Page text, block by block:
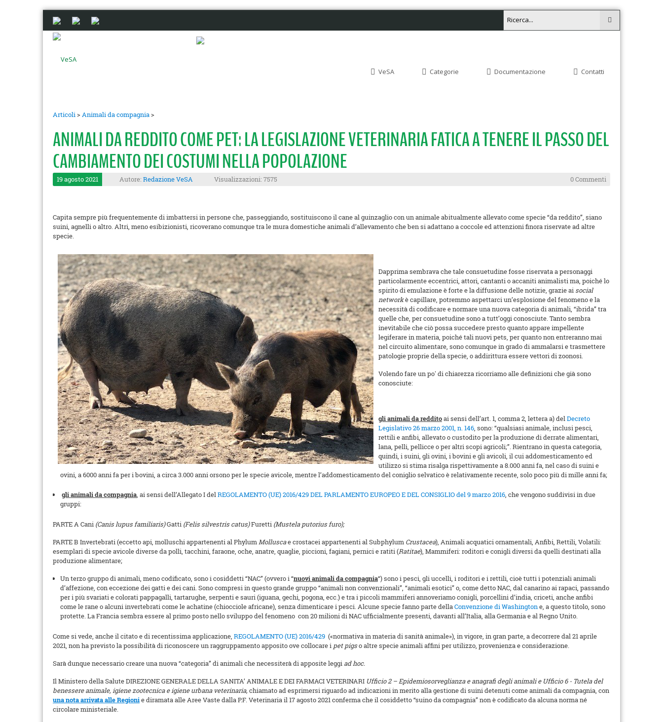
VeSA Categorie Documentazione Contatti
Articoli>Animali da compagnia>
ANIMALI DA REDDITO COME PET: LA LEGISLAZIONE VETERINARIA FATICA A TENERE IL PASSO DEL
CAMBIAMENTO DEI COSTUMI NELLA POPOLAZIONE
19 agosto 2021 Autore: Redazione VeSA Visualizzazioni: 7575 0 Commenti
Capita sempre più frequentemente di imbattersi in persone che, passeggiando, sostituiscono il cane al guinzaglio con un animale abitualmente allevato come specie “da reddito”, siano
suini, agnelli o altro. Altri, meno esibizionisti, ricoverano comunque tra le mura domestiche animali d’allevamento che ben si adattano a coccole ed attenzioni finora riservate ad altre
specie.
Dapprima sembrava che tale consuetudine fosse riservata a personaggi
particolarmente eccentrici, attori, cantanti o accaniti animalisti ma, poiché lo
spirito di emulazione è forte e la diffusione delle notizie, grazie ai social
networkè capillare, potremmo aspettarci un’esplosione del fenomeno e la
necessità di codificare e normare una nuova categoria di animali, “ibrida” tra
quelle che, per consuetudine sono a tutt’oggi conosciute. Tanto sembra
inevitabile che ciò possa succedere presto quanto appare impellente
legiferare in materia, poiché tali nuovi pets, per quanto non entreranno mai
nel circuito alimentare, sono comunque in grado di ammalarsi e trasmettere
patologie proprie della specie, o addirittura essere vettori di zoonosi.
Volendo fare un po' di chiarezza ricorriamo alle definizioni che già sono
conosciute:
gli animali da redditoai sensi dell’art. 1, comma 2, lettera a) delDecreto
Legislativo 26 marzo 2001, n. 146, sono: “qualsiasi animale, inclusi pesci,
rettili e anfibi, allevato o custodito per la produzione di derrate alimentari,
lana, pelli, pellicce o per altri scopi agricoli;”. Rientrano in questa categoria,
quindi, i suini, gli ovini, i bovini e gli avicoli, il cui addomesticamento ed
utilizzo si stima risalga rispettivamente a 8.000 anni fa, nel caso di suini e
ovini, a 6000 anni fa per i bovini, a circa 3.000 anni orsono per le specie avicole, mentre l’addomesticamento del coniglio selvatico è relativamente recente, solo poco più di mille anni fa;
gli animali da compagnia, ai sensi dell’Allegato I delREGOLAMENTO (UE) 2016/429 DEL PARLAMENTO EUROPEO E DEL CONSIGLIO del 9 marzo 2016, che vengono suddivisi in due
gruppi:
PARTE A Cani (Canis lupus familiaris)Gatti (Felis silvestris catus)Furetti (Mustela putorius furo);
PARTE B Invertebrati (eccetto api, molluschi appartenenti al PhylumMolluscae crostacei appartenenti al Subphylum Crustacea), Animali acquatici ornamentali, Anfibi, Rettili, Volatili:
esemplari di specie avicole diverse da polli, tacchini, faraone, oche, anatre, quaglie, piccioni, fagiani, pernici e ratiti (Ratitae), Mammiferi: roditori e conigli diversi da quelli destinati alla
produzione alimentare;
Un terzo gruppo di animali, meno codificato, sono i cosiddetti “NAC” (ovvero i “nuovi animali da compagnia“) sono i pesci, gli uccelli, i roditori e i rettili, cioè tutti i potenziali animali
d’affezione, con eccezione dei gatti e dei cani. Sono compresi in questo grande gruppo “animali non convenzionali”, “animali esotici” o, come detto NAC, dal canarino ai rapaci, passando
per i più svariati e colorati pappagalli, tartarughe, serpenti e sauri (iguana, gechi, pogona, ecc.) e tra i piccoli mammiferi annoveriamo conigli, porcellini d’india, criceti, anche anfibi
come le rane o alcuni invertebrati come le achatine (chiocciole africane), senza dimenticare i pesci. Alcune specie fanno parte dellaConvenzione di Washingtone, a questo titolo, sono
protette. La Francia sembra essere al primo posto nello sviluppo del fenomeno con 20 milioni di NAC ufficialmente presenti, davanti all’Italia, alla Germania e al Regno Unito.
Come si vede, anche il citato e di recentissima applicazione, REGOLAMENTO (UE) 2016/429 («normativa in materia di sanità animale»), in vigore, in gran parte, a decorrere dal 21 aprile
2021, non ha previsto la possibilità di riconoscere un raggruppamento apposito ove collocare i pet pigso altre specie animali affini per utilizzo, provenienza e considerazione.
Sarà dunque necessario creare una nuova “categoria” di animali che necessiterà di apposite leggi ad hoc.
Il Ministero della Salute DIREZIONE GENERALE DELLA SANITA’ ANIMALE E DEI FARMACI VETERINARI Ufficio 2 – Epidemiosorveglianza e anagrafi degli animali e Ufficio 6 - Tutela del
benessere animale, igiene zootecnica e igiene urbana veterinaria,chiamato ad esprimersi riguardo ad indicazioni in merito alla gestione di suini detenuti come animali da compagnia, con
una nota arrivata alle Regionie diramata alle Aree Vaste dalla P.F. Veterinaria il 17 agosto 2021 conferma che il cosiddetto “suino da compagnia” non è codificato da alcuna norma né
circolare ministeriale.